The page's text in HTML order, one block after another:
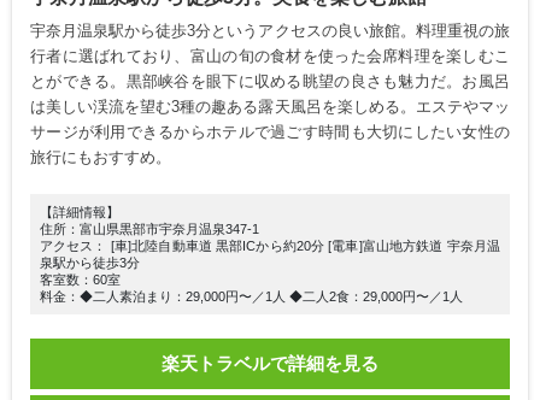
宇奈月温泉駅から徒歩3分というアクセスの良い旅館。料理重視の旅
行者に選ばれており、富山の旬の食材を使った会席料理を楽しむこ
とができる。黒部峡谷を眼下に収める眺望の良さも魅力だ。お風呂
は美しい渓流を望む3種の趣ある露天風呂を楽しめる。エステやマッ
サージが利用できるからホテルで過ごす時間も大切にしたい女性の
旅行にもおすすめ。
【詳細情報】
住所：富山県黒部市宇奈月温泉347-1
アクセス： [車]北陸自動車道 黒部ICから約20分 [電車]富山地方鉄道 宇奈月温
泉駅から徒歩3分
客室数：60室
料金：◆二人素泊まり：29,000円〜／1人 ◆二人2食：29,000円〜／1人
楽天トラベルで詳細を見る